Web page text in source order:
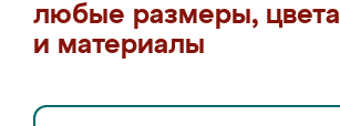
любые размеры, цвета
и материалы